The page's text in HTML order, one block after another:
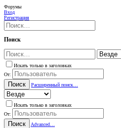
Форумы
Вход
Регистрация
Поиск
Искать только в заголовках
От:
Поиск Расширенный поиск…
Искать только в заголовках
От:
Поиск
Advanced…